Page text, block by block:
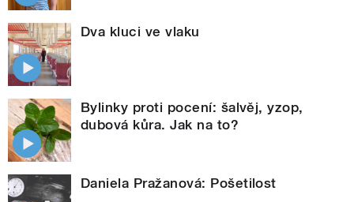
Dva kluci ve vlaku
Bylinky proti pocení: šalvěj, yzop,
dubová kůra. Jak na to?
Daniela Pražanová: Pošetilost